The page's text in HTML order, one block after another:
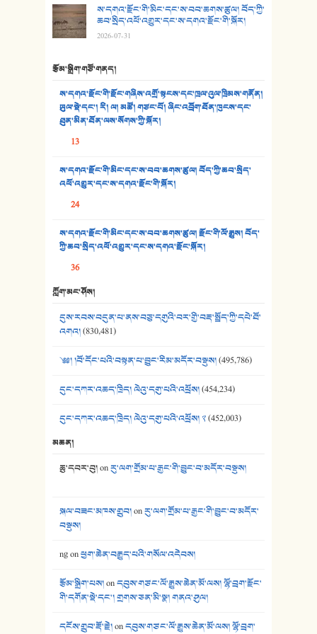
30. སི་ལིང་འབྲི་མོ། - ཕན་ཐོག
31. ཕ་ཡུལ་ཡར་ཀླུང་།
32. ཨ་མ།
33. འཛོམས་པའི་ལམ།
34. ཉི་མ་སེམས་ལ་ཞོག་དང་། - ཟླ་སྒྲོན།
36. ཟླ་གཞོན་སྙན་དབྱངས། - ཟླ་སྒྲོན།
38. ཡབ་ཡུམ། - ཟླ་སྒྲོན།
ས་དགའ་རྫོང་གི་མིང་དང་ས་བབ་ཆགས་ཚུལ། བོད་ཀྱི་
ཆབ་སྲིད་འཕོ་འགྱུར་དང་ས་དགའ་རྫོང་གི་སྐོར།
2026-07-31
རྩོམ་སྒྲིག་གཙོ་གནད།
ས་དགའ་རྫོང་གི་རྫོང་གཞིས་འགྲོ་སྟངས་དང་ཁྲལ་འུལ་ཁྲིམས་གནོན།
ཡུལ་སྡེ་དང་། རི། ལ། མཚོ། གཙང་པོ། ཞིང་འབྲོག་ཐོན་ཁུངས་དང་
ཐུན་མིན་ཐོན་ལས་སོགས་ཀྱི་སྐོར།
13
ས་དགའ་རྫོང་གི་མིང་དང་ས་བབ་ཆགས་ཚུལ། བོད་ཀྱི་ཆབ་སྲིད་
འཕོ་འགྱུར་དང་ས་དགའ་རྫོང་གི་སྐོར།
24
ས་དགའ་རྫོང་གི་མིང་དང་ས་བབ་ཆགས་ཚུལ། རྫོང་གི་ལོ་རྒྱུས། བོད་
ཀྱི་ཆབ་སྲིད་འཕོ་འགྱུར་དང་ས་དགའ་རྫོང་སྐོར།
36
ཀློག་མང་ཤོས།
དུས་རབས་བདུན་པ་ནས་བཅུ་དགུའི་བར་གྱི་བརྡ་སྤྲོད་ཀྱི་དཔེ་ཐོ་
འགའ།(830,481)
༄༅། །བོ་དོང་པའི་བསྟན་པ་བྱུང་རིམ་མདོར་བསྡུས།(495,786)
དུང་དཀར་འཆད་ཁྲིད། ལེའུ་དགུ་པའི་འཕྲོས།(454,234)
དུང་དཀར་འཆད་ཁྲིད། ལེའུ་དགུ་པའི་འཕྲོས། ༢(452,003)
མཆན།
ཆུ་དབར་བུ།onརུ་ལག་གྲོམ་པ་རྒྱང་གི་བྱུང་བ་མདོར་བསྡུས།
སྐལ་བཟང་མཁས་གྲུབ།onརུ་ལག་གྲོམ་པ་རྒྱང་གི་བྱུང་བ་མདོར་
བསྡུས།
ngonཕྱག་ཆེན་བརྒྱུད་པའི་གསོལ་འདེབས།
རྩོམ་སྒྲིག་པས།onདབུས་གཙང་ལོ་རྒྱུས་ཆེན་མོ་ལས། ལྷོ་བྲག་རྫོང་
གི་དགོན་སྡེ་དང་། གྲགས་ཅན་མི་སྣ། གནའ་ཤུལ།
དངོས་གྲུབ་རྡོ་རྗེ།onདབུས་གཙང་ལོ་རྒྱུས་ཆེན་མོ་ལས། ལྷོ་བྲག་